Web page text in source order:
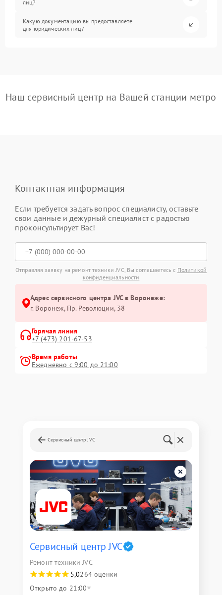
лиц?
Какую документацию вы предоставляете
для юридических лиц?
Наш сервисный центр на Вашей станции метро
Контактная информация
Если требуется задать вопрос специалисту, оставьте
свои данные и дежурный специалист с радостью
проконсультирует Вас!
Отправляя заявку на ремонт техники JVC, Вы соглашаетесь с Политикой
конфиденциальности
Адрес сервисного центра JVC в Воронеже:
г. Воронеж, Пр. Революции, 38
Горячая линия
+7 (473) 201-67-53
Время работы
Ежедневно с 9:00 до 21:00
Сервисный центр JVC
Сервисный центр JVC
Ремонт техники JVC
5,0264 оценки
Открыто до 21:00